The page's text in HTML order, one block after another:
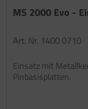
MS 2000 Evo -
Art. Nr. 1400 0710
Einsatz mit
Pinbasisplatten.